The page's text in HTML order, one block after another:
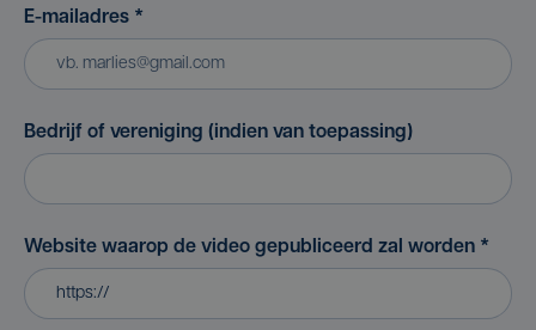
E-mailadres *
Bedrijf of vereniging (indien van toepassing)
Website waarop de video gepubliceerd zal worden *